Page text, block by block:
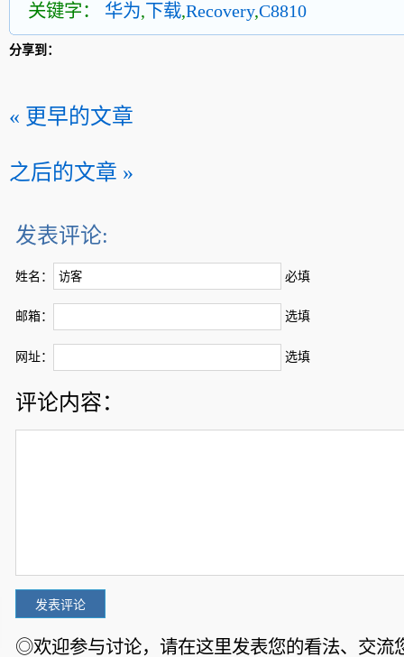
关键字： 华为,下载,Recovery,C8810
分享到：
« 更早的文章
之后的文章 »
发表评论:
姓名： 必填
邮箱： 选填
网址： 选填
评论内容：
◎欢迎参与讨论，请在这里发表您的看法、交流